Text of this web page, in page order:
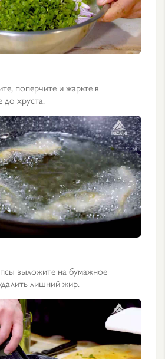
поперчите и жарьте в
до хруста.
выложите на бумажное
лишний жир.